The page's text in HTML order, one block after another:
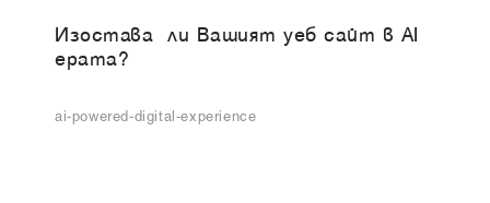
Изоставa ли Вашият уеб сайт в AI
ерата?
ai-powered-digital-experience